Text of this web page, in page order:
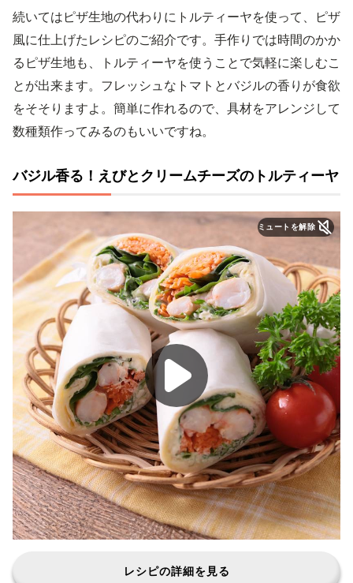
続いてはピザ生地の代わりにトルティーヤを使って、ピザ
風に仕上げたレシピのご紹介です。手作りでは時間のかか
るピザ生地も、トルティーヤを使うことで気軽に楽しむこ
とが出来ます。フレッシュなトマトとバジルの香りが食欲
をそそりますよ。簡単に作れるので、具材をアレンジして
数種類作ってみるのもいいですね。
バジル香る！えびとクリームチーズのトルティーヤ
ミュートを解除
レシピの詳細を見る